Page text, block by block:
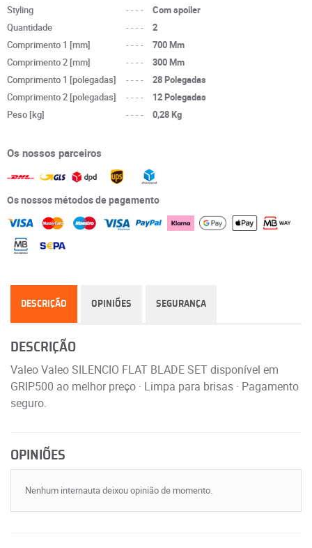
Styling
----
Com spoiler
Quantidade
----
2
Comprimento 1 [mm]
----
700 Mm
Comprimento 2 [mm]
----
300 Mm
Comprimento 1 [polegadas]
----
28 Polegadas
Comprimento 2 [polegadas]
----
12 Polegadas
Peso [kg]
---- 0,28 Kg
Os nossos parceiros
Os nossos métodos de pagamento
DESCRIÇÃO OPINIÕES SEGURANÇA
DESCRIÇÃO
Valeo Valeo SILENCIO FLAT BLADE SET disponível em
GRIP500 ao melhor preço · Limpa para brisas · Pagamento
seguro.
OPINIÕES
Nenhum internauta deixou opinião de momento.